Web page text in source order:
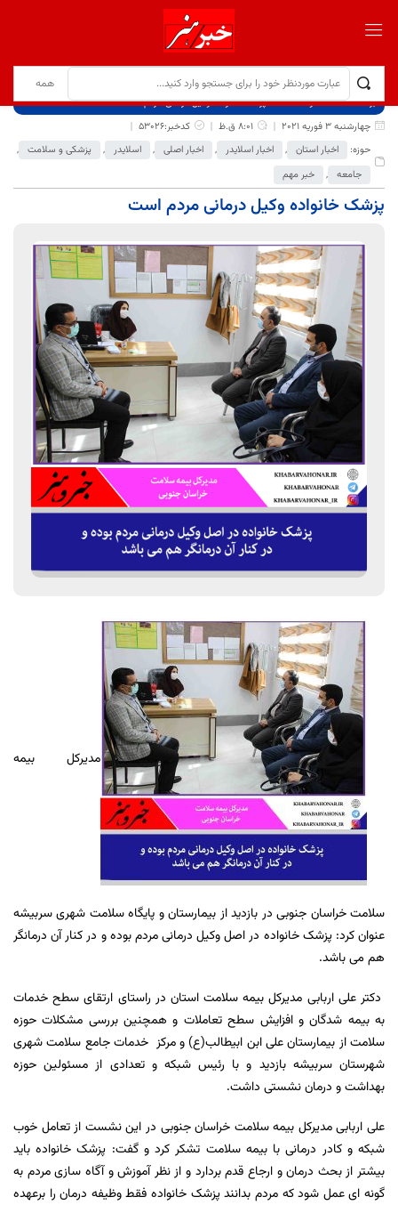
برگ نخست نوشته‌ها
پزشک خانواده وکیل درمانی مردم است
چهارشنبه 3 فوریه 2021
8:01 ق.ظ
کدخبر:53026
حوزه:
اخبار استان , اخبار اسلایدر , اخبار اصلی , اسلایدر , پزشکی و سلامت ,
جامعه , خبر مهم
پزشک خانواده وکیل درمانی مردم است
مدیرکل بیمه
سلامت خراسان جنوبی در بازدید از بیمارستان و پایگاه سلامت شهری سربیشه
عنوان کرد: پزشک خانواده در اصل وکیل درمانی مردم بوده و در کنار آن درمانگر
هم می باشد.
دکتر علی اربابی مدیرکل بیمه سلامت استان در راستای ارتقای سطح خدمات
به بیمه شدگان و افزایش سطح تعاملات و همچنین بررسی مشکلات حوزه
سلامت از بیمارستان علی ابن ابیطالب(ع) و مرکز خدمات جامع سلامت شهری
شهرستان سربیشه بازدید و با رئیس شبکه و تعدادی از مسئولین حوزه
بهداشت و درمان نشستی داشت.
علی اربابی مدیرکل بیمه سلامت خراسان جنوبی در این نشست از تعامل خوب
شبکه و کادر درمانی با بیمه سلامت تشکر کرد و گفت: پزشک خانواده باید
بیشتر از بحث درمان و ارجاع قدم بردارد و از نظر آموزش و آگاه سازی مردم به
گونه ای عمل شود که مردم بدانند پزشک خانواده فقط وظیفه درمان را برعهده